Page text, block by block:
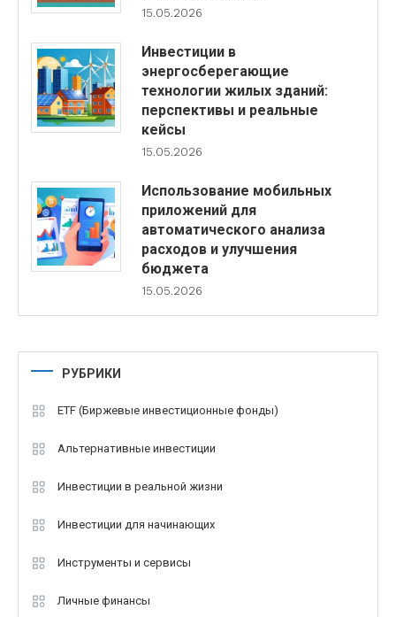
15.05.2026
Инвестиции в
энергосберегающие
технологии жилых зданий:
перспективы и реальные
кейсы
15.05.2026
Использование мобильных
приложений для
автоматического анализа
расходов и улучшения
бюджета
15.05.2026
РУБРИКИ
ETF (Биржевые инвестиционные фонды)
Альтернативные инвестиции
Инвестиции в реальной жизни
Инвестиции для начинающих
Инструменты и сервисы
Личные финансы